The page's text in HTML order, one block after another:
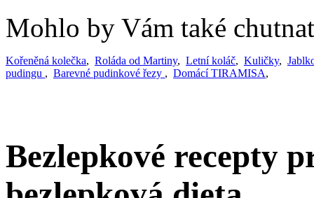
Mohlo by Vám také
Kořeněná kolečka, Roláda od Martiny, Letní koláč, Kuličky,
pudingu , Barevné pudinkové řezy , Domácí TIRAMISA,
Bezlepkové recepty